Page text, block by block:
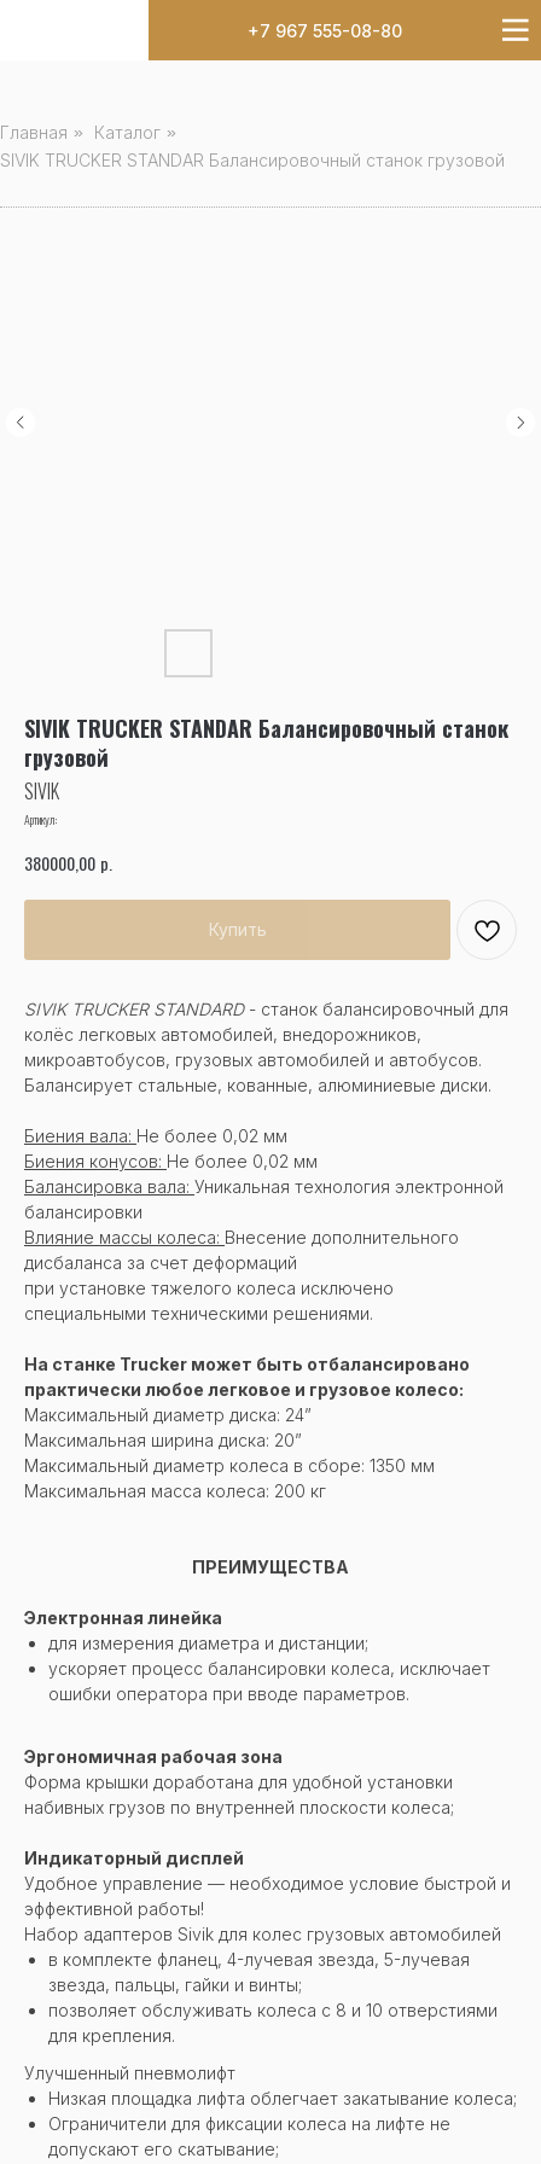
+7 967 555-08-80
Главная » Каталог »
SIVIK TRUCKER STANDAR Балансировочный станок грузовой
SIVIK TRUCKER STANDAR Балансировочный станок
грузовой
SIVIK
Артикул:
380000,00 р.
Купить
SIVIK TRUCKER STANDARD- станок балансировочный для
колёс легковых автомобилей, внедорожников,
микроавтобусов, грузовых автомобилей и автобусов.
Балансирует стальные, кованные, алюминиевые диски.
Биения вала: Не более 0,02 мм
Биения конусов: Не более 0,02 мм
Балансировка вала: Уникальная технология электронной
балансировки
Влияние массы колеса: Внесение дополнительного
дисбаланса за счет деформаций
при установке тяжелого колеса исключено
специальными техническими решениями.
На станке Trucker может быть отбалансировано
практически любое легковое и грузовое колесо:
Максимальный диаметр диска: 24”
Максимальная ширина диска: 20”
Максимальный диаметр колеса в сборе: 1350 мм
Максимальная масса колеса: 200 кг
ПРЕИМУЩЕСТВА
Электронная линейка
для измерения диаметра и дистанции;
ускоряет процесс балансировки колеса, исключает
ошибки оператора при вводе параметров.
Эргономичная рабочая зона
Форма крышки доработана для удобной установки
набивных грузов по внутренней плоскости колеса;
Индикаторный дисплей
Удобное управление — необходимое условие быстрой и
эффективной работы!
Набор адаптеров Sivik для колес грузовых автомобилей
в комплекте фланец, 4-лучевая звезда, 5-лучевая
звезда, пальцы, гайки и винты;
позволяет обслуживать колеса с 8 и 10 отверстиями
для крепления.
Улучшенный пневмолифт
Низкая площадка лифта облегчает закатывание колеса;
Ограничители для фиксации колеса на лифте не
допускают его скатывание;